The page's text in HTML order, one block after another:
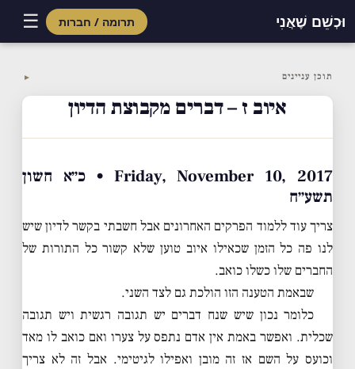
וּכְשֵׁם שֶׁאֲנִי תרומה / חברות ☰
content
תוכן עניינים ▼
איוב ז – דברים מקבוצת הדיון
Friday, November 10, 2017 • כ״א חשון
תשע״ח
צריך עוד ללמוד הפרקים האחרונים אבל חשבתי בקשר לדיון שיש
לנו פה כל הזמן שכאילו איוב טוען שלא קשור כל התורות של
החברים שלו כשלו כואב.
שבאמת הטענה הזו הולכת גם לצד השני.
כלומר נכון שיש שנח דברים יש תגובה רגשית ויש תגובה
שכלית. ואפשר באמת אין אדם נתפס על צערו ואם כואב לו מאד
וכועס על השם אז זה מובן ואפילו לגיטימי. אבל זה לא צריך